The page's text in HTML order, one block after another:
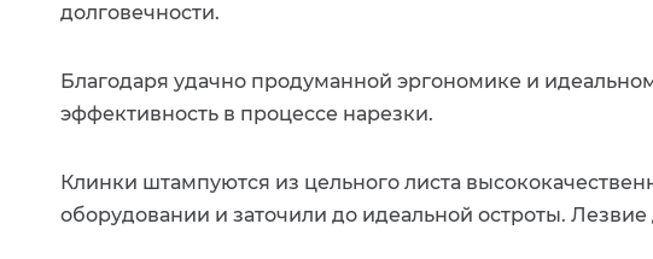
долговечности.
Благодаря удачно продуманной эргономике и
эффективность в процессе нарезки.
Клинки штампуются из цельного листа
оборудовании и заточили до идеальной остроты.